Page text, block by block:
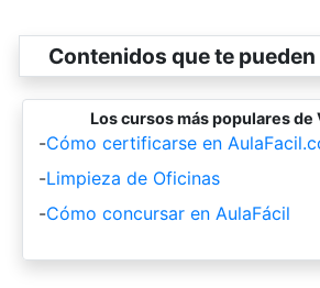
Contenidos que te
Los cursos más populares de
-Cómo certificarse en
-Limpieza de Oficinas
-Cómo concursar en AulaFácil